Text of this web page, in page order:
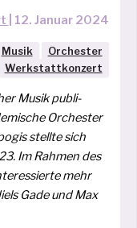
12. Januar 2024
Musik
Orchester
Werkstattkonzert
Musik publi­
Orchester
stell­te sich
Im Rahmen des
mehr
Gade und Max